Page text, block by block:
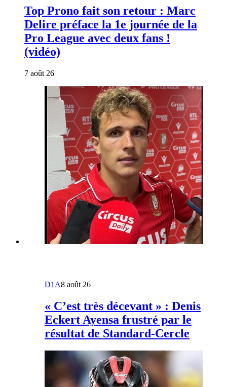
Top Prono fait son retour : Marc
Delire préface la 1e journée de la
Pro League avec deux fans !
(vidéo)
7 août 26
D1A8 août 26
« C’est très décevant » : Denis
Eckert Ayensa frustré par le
résultat de Standard-Cercle